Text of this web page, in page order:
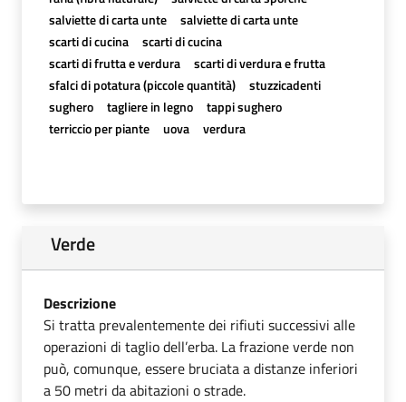
salviette di carta unte
salviette di carta unte
scarti di cucina
scarti di cucina
scarti di frutta e verdura
scarti di verdura e frutta
sfalci di potatura (piccole quantità)
stuzzicadenti
sughero
tagliere in legno
tappi sughero
terriccio per piante
uova verdura
Verde
Descrizione
Si tratta prevalentemente dei rifiuti successivi alle
operazioni di taglio dell’erba. La frazione verde non
può, comunque, essere bruciata a distanze inferiori
a 50 metri da abitazioni o strade.